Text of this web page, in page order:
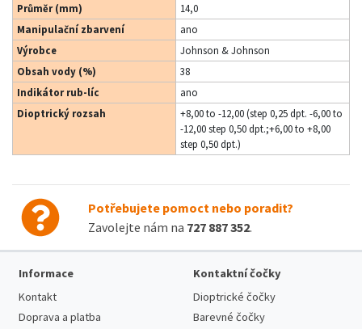
Průměr (mm)
14,0
Manipulační zbarvení
ano
Výrobce
Johnson & Johnson
Obsah vody (%)
38
Indikátor rub-líc
ano
Dioptrický rozsah
+8,00 to -12,00 (step 0,25 dpt. -6,00 to
-12,00 step 0,50 dpt.;+6,00 to +8,00
step 0,50 dpt.)
Potřebujete pomoct nebo poradit?
Zavolejte nám na 727 887 352.
Informace
Kontakt
Doprava a platba
Kontaktní čočky
Dioptrické čočky
Barevné čočky